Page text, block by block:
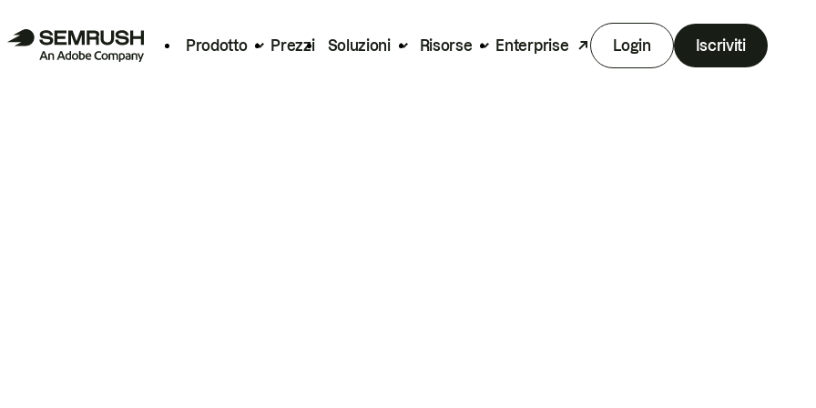
Prodotto Prezzi Soluzioni Risorse Enterprise Login Iscriviti